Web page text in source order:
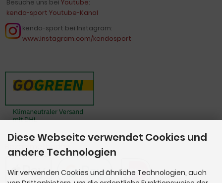
Besuche uns bei Youtube:
kendo-sport Youtube-Kanal
kendo-sport bei Instagram:
www.instagram.com/kendosport
Bezahlmethoden
Diese Webseite verwendet Cookies und
andere Technologien
Wir verwenden Cookies und ähnliche Technologien, auch